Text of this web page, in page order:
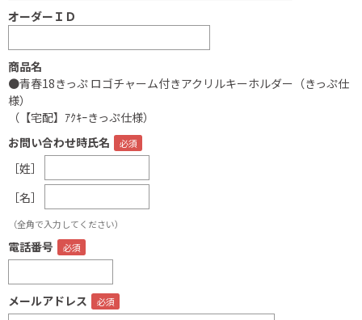
オーダーＩＤ
商品名
●青春18きっぷ ロゴチャーム付きアクリルキーホルダー（きっぷ仕
様）
（【宅配】ｱｸｷｰきっぷ仕様）
お問い合わせ時氏名
［姓］
［名］
（全角で入力してください）
電話番号
メールアドレス